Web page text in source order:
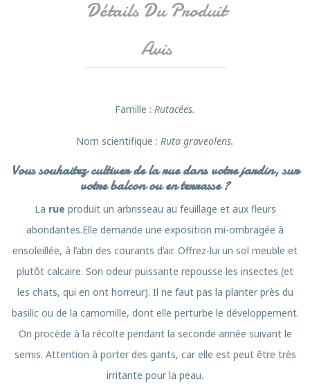
Détails Du Produit
Avis
Famille : Rutacées.
Nom scientifique : Ruta graveolens.
Vous souhaitez cultiver de la rue dans votre jardin, sur
votre balcon ou en terrasse ?
La rue produit un arbrisseau au feuillage et aux fleurs
abondantes.Elle demande une exposition mi-ombragée à
ensoleillée, à l’abri des courants d’air. Offrez-lui un sol meuble et
plutôt calcaire. Son odeur puissante repousse les insectes (et
les chats, qui en ont horreur). Il ne faut pas la planter près du
basilic ou de la camomille, dont elle perturbe le développement.
On procède à la récolte pendant la seconde année suivant le
semis. Attention à porter des gants, car elle est peut être très
irritante pour la peau.